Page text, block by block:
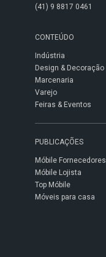
(41) 9 8817 0461
CONTEÚDO
Indústria
Design & Decoração
Marcenaria
Varejo
Feiras & Eventos
PUBLICAÇÕES
Móbile Fornecedores
Móbile Lojista
Top Móbile
Móveis para casa